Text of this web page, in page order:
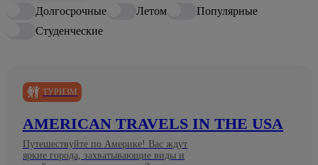
Долгосрочные Летом
Популярные
Студенческие
ТУРИЗМ
AMERICAN TRAVELS IN THE USA
Путешествуйте по Америке! Вас ждут
яркие города, захватывающие виды и